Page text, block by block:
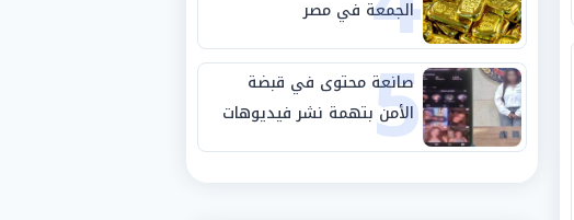
الجمعة في مصر
5
صانعة محتوى في قبضة
الأمن بتهمة نشر فيديوهات
خادشة للحياء